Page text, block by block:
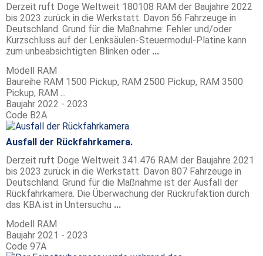
Derzeit ruft Doge Weltweit 180108 RAM der Baujahre 2022
bis 2023 zurück in die Werkstatt. Davon 56 Fahrzeuge in
Deutschland. Grund für die Maßnahme: Fehler und/oder
Kurzschluss auf der Lenksäulen-Steuermodul-Platine kann
zum unbeabsichtigten Blinken oder ...
Modell RAM
Baureihe RAM 1500 Pickup, RAM 2500 Pickup, RAM 3500
Pickup, RAM ...
Baujahr 2022 - 2023
Code B2A
Ausfall der Rückfahrkamera.
Derzeit ruft Doge Weltweit 341.476 RAM der Baujahre 2021
bis 2023 zurück in die Werkstatt. Davon 807 Fahrzeuge in
Deutschland. Grund für die Maßnahme ist der Ausfall der
Rückfahrkamera. Die Überwachung der Rückrufaktion durch
das KBA ist in Untersuchu ...
Modell RAM
Baujahr 2021 - 2023
Code 97A